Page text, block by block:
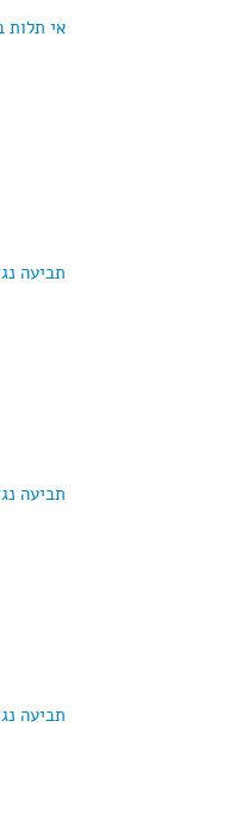
אי תלות
תביעה
תביעה
תביעה